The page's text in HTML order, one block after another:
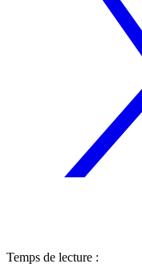
Temps de lecture :